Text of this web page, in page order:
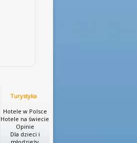
Turystyka
Hotele w Polsce
Hotele na świecie
Opinie
Dla dzieci i